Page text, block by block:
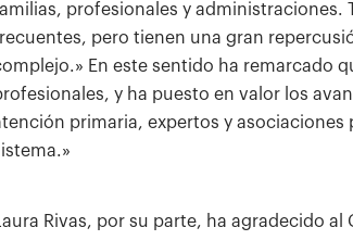
profesionales y administraciones.
pero tienen una gran
En este sentido ha remarcado
y ha puesto en valor los
primaria, expertos y asociaciones
Rivas, por su parte, ha agradecido al